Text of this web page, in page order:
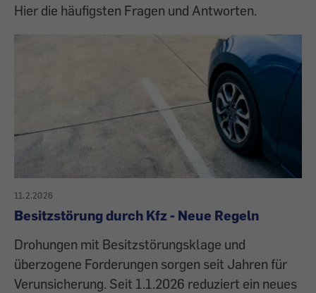
Hier die häufigsten Fragen und Antworten.
11.2.2026
Besitzstörung durch Kfz - Neue Regeln
Drohungen mit Besitzstörungsklage und
überzogene Forderungen sorgen seit Jahren für
Verunsicherung. Seit 1.1.2026 reduziert ein neues